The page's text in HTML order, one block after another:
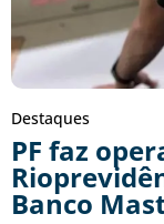
Destaques
PF faz
Banco